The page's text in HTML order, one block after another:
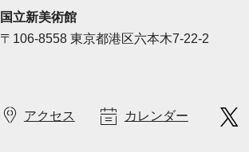
国立新美術館
〒106-8558 東京都港区六本木7-22-2
アクセス カレンダー